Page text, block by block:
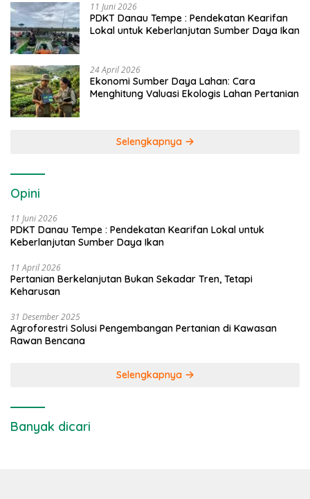
11 Juni 2026
PDKT Danau Tempe : Pendekatan Kearifan
Lokal untuk Keberlanjutan Sumber Daya Ikan
24 April 2026
Ekonomi Sumber Daya Lahan: Cara
Menghitung Valuasi Ekologis Lahan Pertanian
Selengkapnya
Opini
11 Juni 2026
PDKT Danau Tempe : Pendekatan Kearifan Lokal untuk
Keberlanjutan Sumber Daya Ikan
11 April 2026
Pertanian Berkelanjutan Bukan Sekadar Tren, Tetapi
Keharusan
31 Desember 2025
Agroforestri Solusi Pengembangan Pertanian di Kawasan
Rawan Bencana
Selengkapnya
Banyak dicari